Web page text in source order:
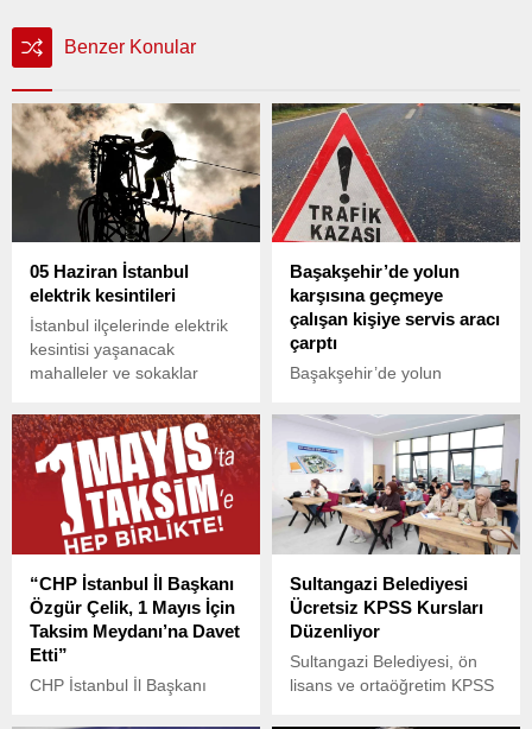
Benzer Konular
05 Haziran İstanbul
elektrik kesintileri
İstanbul ilçelerinde elektrik
kesintisi yaşanacak
mahalleler ve sokaklar
İstanbul'da 05 Haziran
Çarşamba günü elektrik
kesintisi olacak mahalleler
ve sokaklar BEDAŞ
tarafından tek tek açıkladı.
İşte İstanbul mahalle ve
geleceği saatler…
Başakşehir’de yolun
karşısına geçmeye
çalışan kişiye servis aracı
çarptı
Başakşehir’de yolun
bir kişiye servis minibüsü
çarptı. Çarpma sonucunda
yere yığılan vatandaş ağır
şekilde yaralanırken, kaza
sonrasında yaşananlar cep
telefonu kamerasıyla
“CHP İstanbul İl Başkanı
Özgür Çelik, 1 Mayıs İçin
Taksim Meydanı’na Davet
Etti”
CHP İstanbul İl Başkanı
Sultangazi Belediyesi
Ücretsiz KPSS Kursları
Düzenliyor
Sultangazi Belediyesi, ön
lisans ve ortaöğretim KPSS